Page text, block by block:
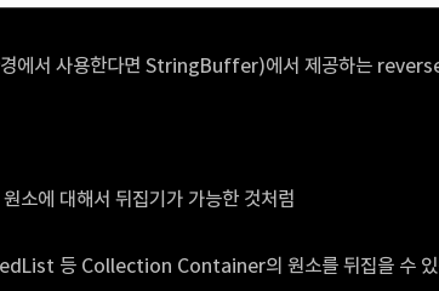
에서 사용한다면 StringBuffer)에서 제공하는
에 대해서 뒤집기가 가능한 것처럼
등 Collection Container의 원소를 뒤집을 수